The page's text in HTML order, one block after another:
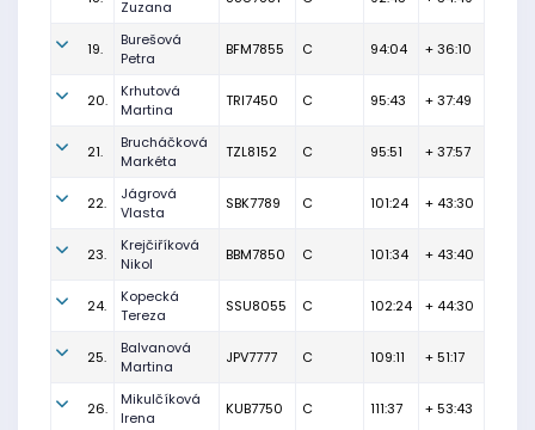
Zuzana
19.
Burešová
Petra
BFM7855 C 94:04 + 36:10
20.
Krhutová
Martina
TRI7450 C 95:43 + 37:49
21.
Brucháčková
Markéta
TZL8152 C 95:51 + 37:57
22.
Jágrová
Vlasta
SBK7789 C 101:24 + 43:30
23.
Krejčiříková
Nikol
BBM7850 C 101:34 + 43:40
24.
Kopecká
Tereza
SSU8055 C 102:24 + 44:30
25.
Balvanová
Martina
JPV7777 C 109:11 + 51:17
26.
Mikulčíková
Irena
KUB7750 C 111:37 + 53:43